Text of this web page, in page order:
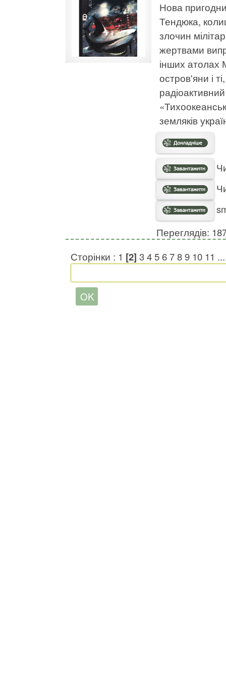
Нова
Тендюка,
злочин
жертвами
інших атолах
остров'яни і
земляків
Переглядів:
Сторінки : 1 [2] 3456789 10 11